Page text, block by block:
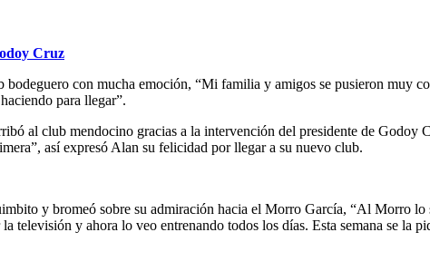
Cruz
con mucha emoción, “Mi familia y amigos se pusieron muy
para llegar”.
al club mendocino gracias a la intervención del presidente de Godoy
así expresó Alan su felicidad por llegar a su nuevo club.
y bromeó sobre su admiración hacia el Morro García, “Al Morro
televisión y ahora lo veo entrenando todos los días. Esta semana se la